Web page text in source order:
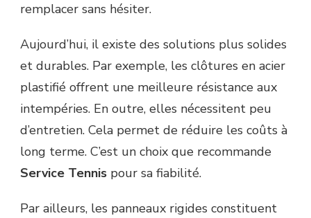
remplacer sans hésiter.
Aujourd’hui, il existe des solutions plus solides
et durables. Par exemple, les clôtures en acier
plastifié offrent une meilleure résistance aux
intempéries. En outre, elles nécessitent peu
d’entretien. Cela permet de réduire les coûts à
long terme. C’est un choix que recommande
Service Tennis pour sa fiabilité.
Par ailleurs, les panneaux rigides constituent